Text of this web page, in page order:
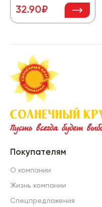
32.90₽
Покупателям
О компании
Жизнь компании
Спецпредложения